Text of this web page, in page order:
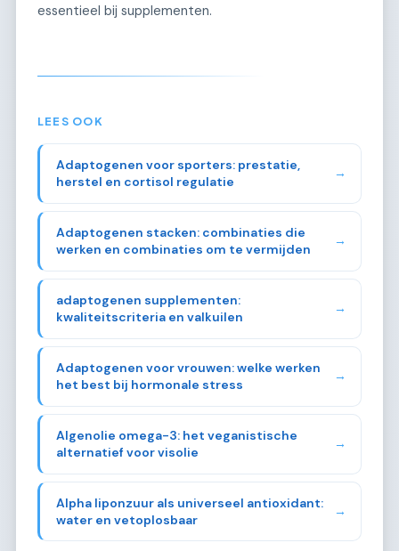
essentieel bij supplementen.
LEES OOK
Adaptogenen voor sporters: prestatie,
herstel en cortisol regulatie
→
Adaptogenen stacken: combinaties die
werken en combinaties om te vermijden
→
adaptogenen supplementen:
kwaliteitscriteria en valkuilen
→
Adaptogenen voor vrouwen: welke werken
het best bij hormonale stress
→
Algenolie omega-3: het veganistische
alternatief voor visolie
→
Alpha liponzuur als universeel antioxidant:
water en vetoplosbaar
→